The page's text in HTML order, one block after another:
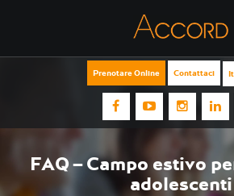
Prenotare Online Contattaci
FAQ – Campo estivo
adolescenti